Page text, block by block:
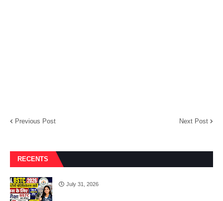
Previous Post Next Post
RECENTS
July 31, 2026